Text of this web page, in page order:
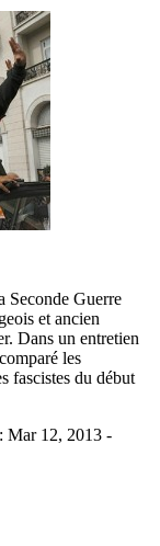
Seconde Guerre
et ancien
Dans un entretien
les
fascistes du début
Mar 12, 2013 -